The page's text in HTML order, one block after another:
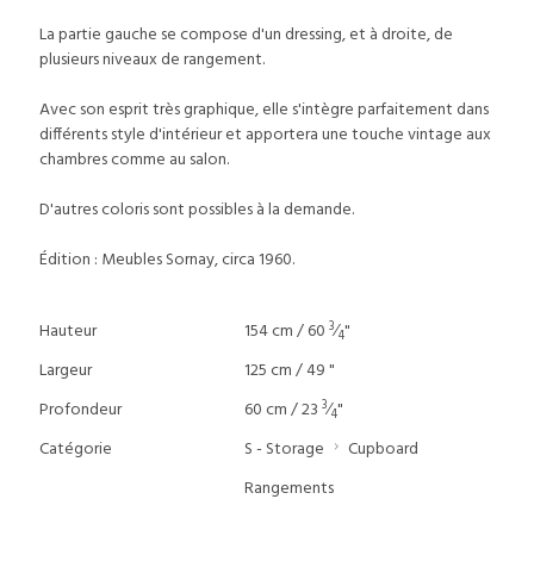
La partie gauche se compose d'un dressing, et à droite, de
plusieurs niveaux de rangement.
Avec son esprit très graphique, elle s'intègre parfaitement dans
différents style d'intérieur et apportera une touche vintage aux
chambres comme au salon.
D'autres coloris sont possibles à la demande.
Édition : Meubles Sornay, circa 1960.
Hauteur 154 cm / 60 3⁄4"
Largeur
125 cm / 49 "
Profondeur
60 cm / 23 3⁄4"
Catégorie
S - Storage
Cupboard
Rangements